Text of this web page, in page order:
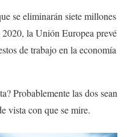
se eliminarán siete millones
la Unión Europea prevé
de trabajo en la economía
Probablemente las dos sean
vista con que se mire.